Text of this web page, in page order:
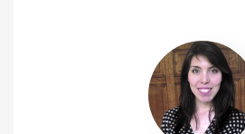
Sakura